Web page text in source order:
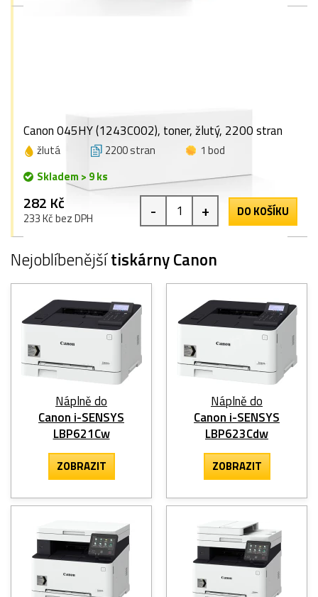
Canon 045HY (1243C002), toner, žlutý, 2200 stran
žlutá 2200 stran
1 bod
Skladem > 9 ks
282 Kč
233 Kč bez DPH - + DO KOŠÍKU
Nejoblíbenějšítiskárny Canon
Náplně do
Canon i-SENSYS
LBP621Cw
ZOBRAZIT
Náplně do
Canon i-SENSYS
LBP623Cdw
ZOBRAZIT